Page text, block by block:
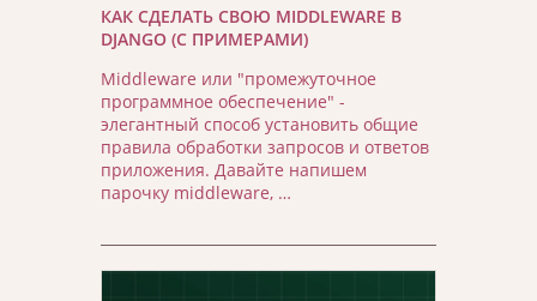
КАК СДЕЛАТЬ СВОЮ MIDDLEWARE В
DJANGO (С ПРИМЕРАМИ)
Middleware или "промежуточное
программное обеспечение" -
элегантный способ установить общие
правила обработки запросов и ответов
приложения. Давайте напишем
парочку middleware, …